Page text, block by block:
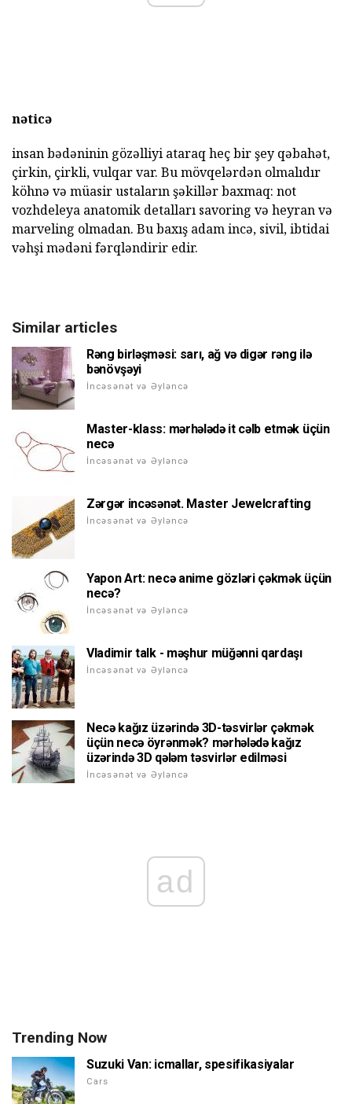
nəticə
insan bədəninin gözəlliyi ataraq heç bir şey qəbahət,
çirkin, çirkli, vulqar var. Bu mövqelərdən olmalıdır
köhnə və müasir ustaların şəkillər baxmaq: not
vozhdeleya anatomik detalları savoring və heyran və
marveling olmadan. Bu baxış adam incə, sivil, ibtidai
vəhşi mədəni fərqləndirir edir.
Similar articles
Rəng birləşməsi: sarı, ağ və digər rəng ilə
bənövşəyi
İncəsənət və Əyləncə
Master-klass: mərhələdə it cəlb etmək üçün
necə
İncəsənət və Əyləncə
Zərgər incəsənət. Master Jewelcrafting
İncəsənət və Əyləncə
Yapon Art: necə anime gözləri çəkmək üçün
necə?
İncəsənət və Əyləncə
Vladimir talk - məşhur müğənni qardaşı
İncəsənət və Əyləncə
Necə kağız üzərində 3D-təsvirlər çəkmək
üçün necə öyrənmək? mərhələdə kağız
üzərində 3D qələm təsvirlər edilməsi
İncəsənət və Əyləncə
ad
Trending Now
Suzuki Van: icmallar, spesifikasiyalar
Cars